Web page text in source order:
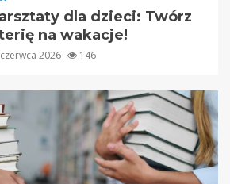
dla dzieci: Twórz
na wakacje!
2026 146